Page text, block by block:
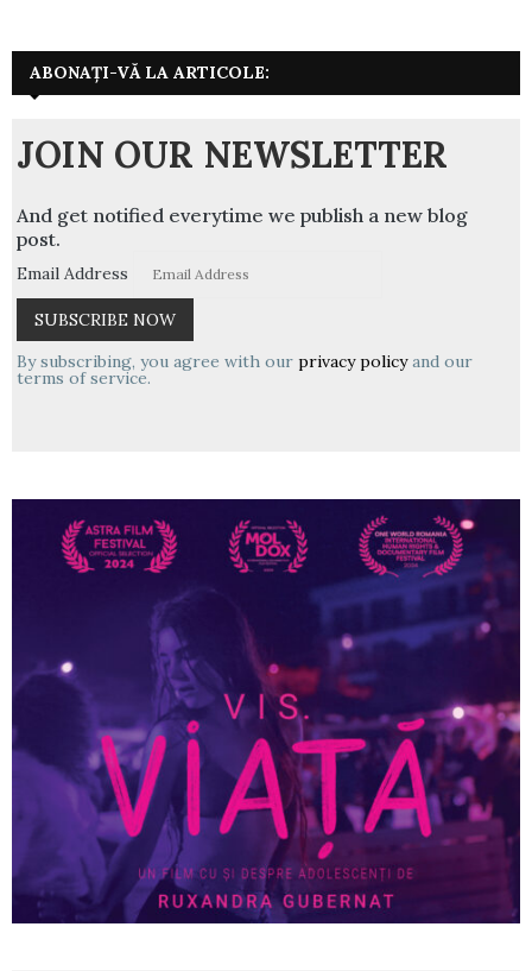
ABONAȚI-VĂ LA ARTICOLE:
JOIN OUR NEWSLETTER
And get notified everytime we publish a new blog
post.
Email Address
By subscribing, you agree with our privacy policyand our
terms of service.